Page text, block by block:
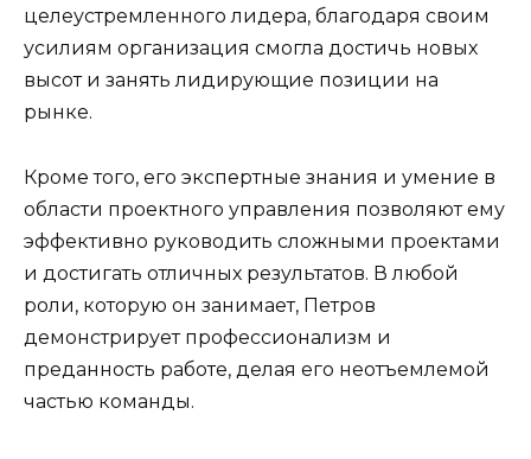
целеустремленного лидера, благодаря своим
усилиям организация смогла достичь новых
высот и занять лидирующие позиции на
рынке.
Кроме того, его экспертные знания и умение в
области проектного управления позволяют ему
эффективно руководить сложными проектами
и достигать отличных результатов. В любой
роли, которую он занимает, Петров
демонстрирует профессионализм и
преданность работе, делая его неотъемлемой
частью команды.